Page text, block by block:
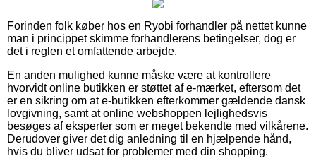
Forinden folk køber hos en Ryobi forhandler på nettet kunne
man i princippet skimme forhandlerens betingelser, dog er
det i reglen et omfattende arbejde.
En anden mulighed kunne måske være at kontrollere
hvorvidt online butikken er støttet af e-mærket, eftersom det
er en sikring om at e-butikken efterkommer gældende dansk
lovgivning, samt at online webshoppen lejlighedsvis
besøges af eksperter som er meget bekendte med vilkårene.
Derudover giver det dig anledning til en hjælpende hånd,
hvis du bliver udsat for problemer med din shopping.